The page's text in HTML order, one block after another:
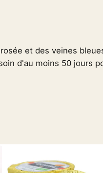
et des veines
d'au moins 50 jours